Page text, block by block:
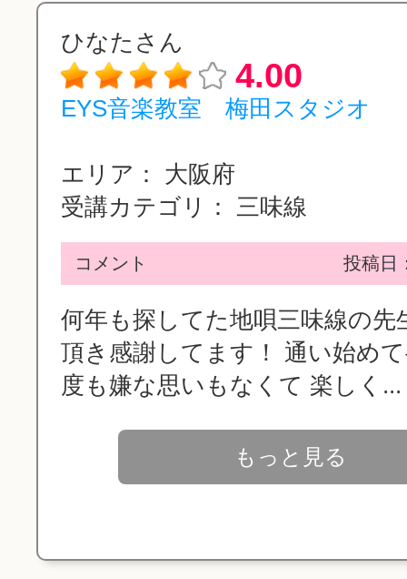
ひなたさん
4.00
EYS音楽教室 梅田スタジオ
エリア：
大阪府
受講カテゴリ：
三味線
コメント 投稿日
何年も探してた地唄三味線の先
頂き感謝してます！ 通い始め
度も嫌な思いもなくて 楽しく...
もっと見る